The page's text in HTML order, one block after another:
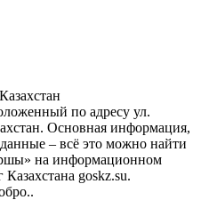
по адресу ул.
Основная информация,
– всё это можно найти
на информационном
Казахстана goskz.su.